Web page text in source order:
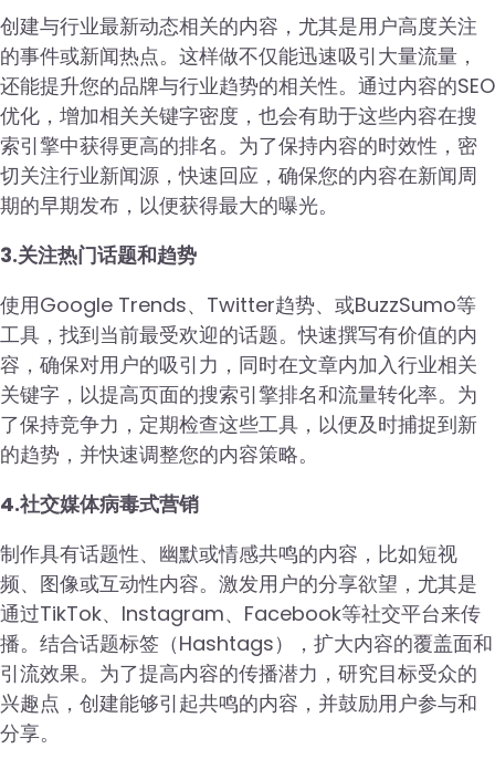
创建与行业最新动态相关的内容，尤其是用户高度关注
的事件或新闻热点。这样做不仅能迅速吸引大量流量，
还能提升您的品牌与行业趋势的相关性。通过内容的SEO
优化，增加相关关键字密度，也会有助于这些内容在搜
索引擎中获得更高的排名。为了保持内容的时效性，密
切关注行业新闻源，快速回应，确保您的内容在新闻周
期的早期发布，以便获得最大的曝光。
3.关注热门话题和趋势
使用Google Trends、Twitter趋势、或BuzzSumo等
工具，找到当前最受欢迎的话题。快速撰写有价值的内
容，确保对用户的吸引力，同时在文章内加入行业相关
关键字，以提高页面的搜索引擎排名和流量转化率。为
了保持竞争力，定期检查这些工具，以便及时捕捉到新
的趋势，并快速调整您的内容策略。
4.社交媒体病毒式营销
制作具有话题性、幽默或情感共鸣的内容，比如短视
频、图像或互动性内容。激发用户的分享欲望，尤其是
通过TikTok、Instagram、Facebook等社交平台来传
播。结合话题标签（Hashtags），扩大内容的覆盖面和
引流效果。为了提高内容的传播潜力，研究目标受众的
兴趣点，创建能够引起共鸣的内容，并鼓励用户参与和
分享。